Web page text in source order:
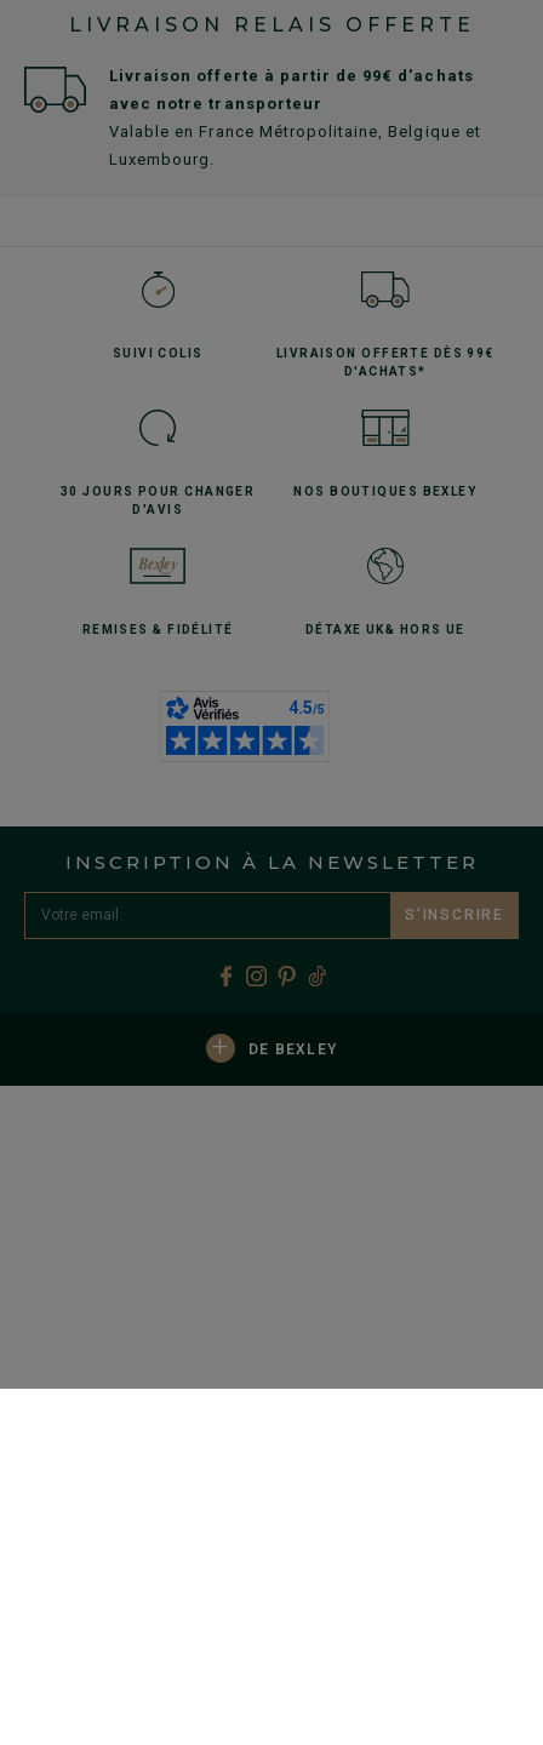
LIVRAISON RELAIS OFFERTE
Livraison offerte à partir de 99€ d'achats
avec notre transporteur
Valable en France Métropolitaine, Belgique et
Luxembourg.
SUIVICOLIS LIVRAISON OFFERTE
DÈS 99€
D'ACHATS*
30 JOURS POURCHANGER
D'AVIS
NOS BOUTIQUES BEXLEY
REMISES& FIDÉLITÉ DÉTAXE UK& HORS UE
INSCRIPTION À LA NEWSLETTER
S’INSCRIRE
+ DE BEXLEY